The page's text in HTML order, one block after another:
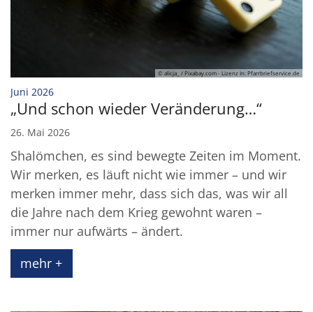
© alicja_ / Pixabay.com - Lizenz In: Pfarrbriefservice.de
Juni 2026:
„Und schon wieder Veränderung…“
26. Mai 2026
Shalömchen, es sind bewegte Zeiten im Moment.
Wir merken, es läuft nicht wie immer – und wir
merken immer mehr, dass sich das, was wir all
die Jahre nach dem Krieg gewohnt waren –
immer nur aufwärts – ändert.
mehr +